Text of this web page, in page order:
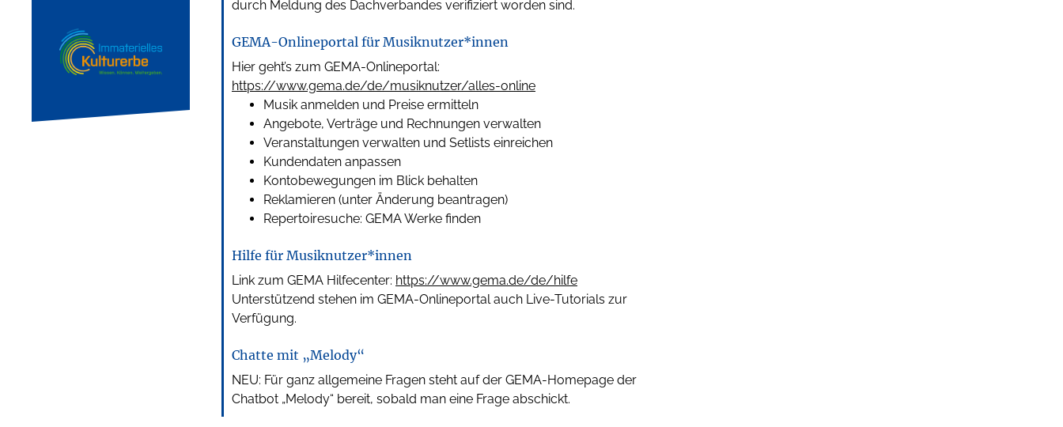
durch Meldung des Dachverbandes verifiziert worden sind.
GEMA-Onlineportal für Musiknutzer*innen
Hier geht’s zum GEMA-Onlineportal:
https://www.gema.de/de/musiknutzer/alles-online
Musik anmelden und Preise ermitteln
Angebote, Verträge und Rechnungen verwalten
Veranstaltungen verwalten und Setlists einreichen
Kundendaten anpassen
Kontobewegungen im Blick behalten
Reklamieren (unter Änderung beantragen)
Repertoiresuche: GEMA Werke finden
Hilfe für Musiknutzer*innen
Link zum GEMA Hilfecenter: https://www.gema.de/de/hilfe
Unterstützend stehen im GEMA-Onlineportal auch Live-Tutorials zur
Verfügung.
Chatte mit „Melody“
NEU: Für ganz allgemeine Fragen steht auf der GEMA-Homepage der
Chatbot „Melody“ bereit, sobald man eine Frage abschickt.